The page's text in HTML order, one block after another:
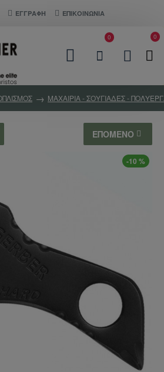
ΕΓΓΡΑΦΗ ΕΠΙΚΟΙΝΩΝΊΑ
0 0
ΜΑΧΑΙΡΙΑ - ΣΟΥΓΙΑΔΕΣ -
ΕΠΌΜΕΝΟ
-10 %